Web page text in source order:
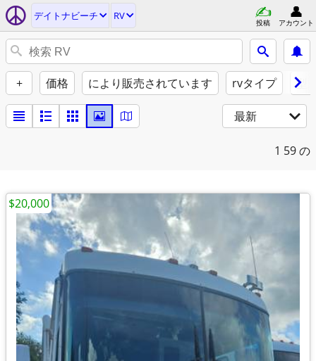
デイトナビーチ RV
投稿 アカウント
+ 価格 により販売されています rvタイプ 型
最新
1 59 の
$20,000